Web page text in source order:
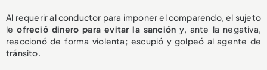
Al requerir al conductor para imponer el comparendo, el sujeto
leofreció dinero para evitar la sanción y, ante la negativa,
reaccionó de forma violenta; escupió y golpeó al agente de
tránsito.